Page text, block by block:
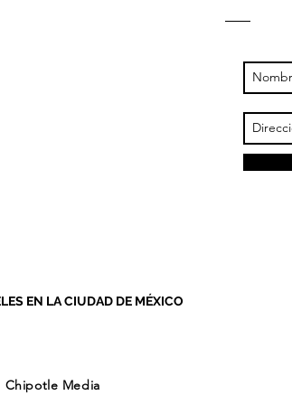
EN LA CIUDAD DE MÉXICO
Chipotle Media